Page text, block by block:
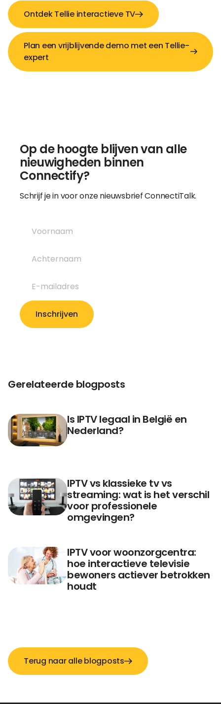
Ontdek Tellie interactieve TV
Plan een vrijblijvende demo met een Tellie-
expert
Op de hoogte blijven van alle
nieuwigheden binnen
Connectify?
Schrijf je in voor onze nieuwsbrief ConnectiTalk.
Gerelateerde blogposts
Is IPTV legaal in België en
Nederland?
IPTV vs klassieke tv vs
streaming: wat is het verschil
voor professionele
omgevingen?
IPTV voor woonzorgcentra:
hoe interactieve televisie
bewoners actiever betrokken
houdt
Terug naar alle blogposts